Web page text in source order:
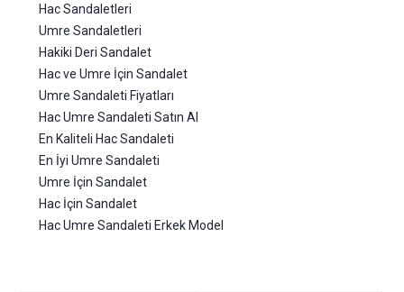
Hac Sandaletleri
Umre Sandaletleri
Hakiki Deri Sandalet
Hac ve Umre İçin Sandalet
Umre Sandaleti Fiyatları
Hac Umre Sandaleti Satın Al
En Kaliteli Hac Sandaleti
En İyi Umre Sandaleti
Umre İçin Sandalet
Hac İçin Sandalet
Hac Umre Sandaleti Erkek Model